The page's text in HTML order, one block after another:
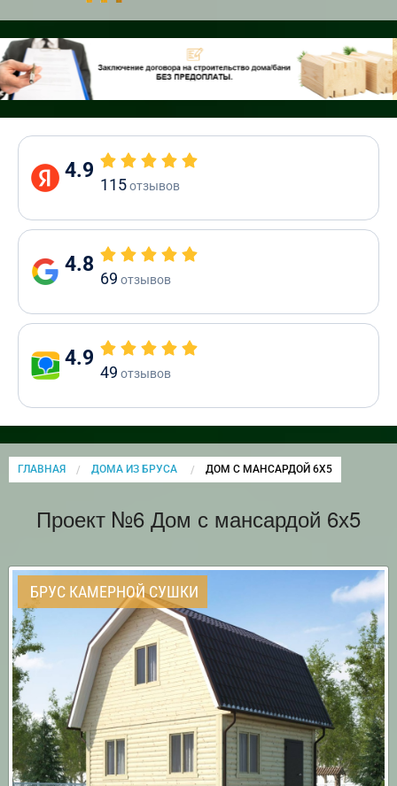
4.9
115отзывов
4.8
69 отзывов
4.9
49 отзывов
ГЛАВНАЯ ДОМА ИЗ БРУСА CURRENT:
ДОМ С МАНСАРДОЙ 6Х5
Проект №6 Дом с мансардой 6х5
БРУС КАМЕРНОЙ СУШКИ